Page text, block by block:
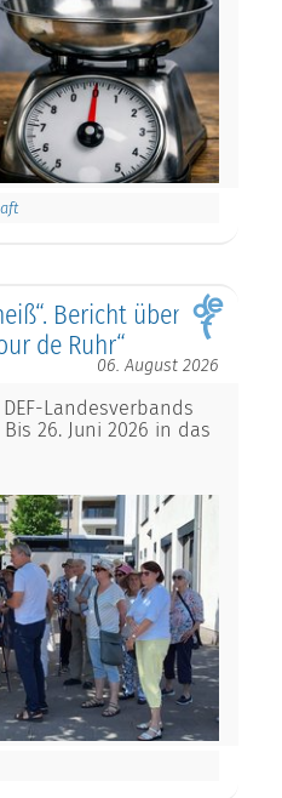
Bericht über
de Ruhr“
06. August 2026
Landesverbands
26. Juni 2026 in das